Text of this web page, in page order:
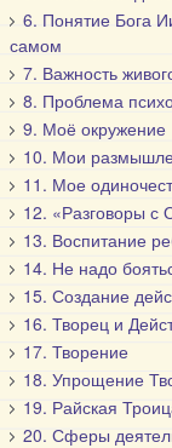
6. Понятие Бога
самом
7. Важность
8. Проблема
9. Моё окружение
10. Мои
11. Мое
12. «Разговоры с
13. Воспитание
14. Не надо
15. Создание
16. Творец и
17. Творение
18. Упрощение
19. Райская
20. Сферы